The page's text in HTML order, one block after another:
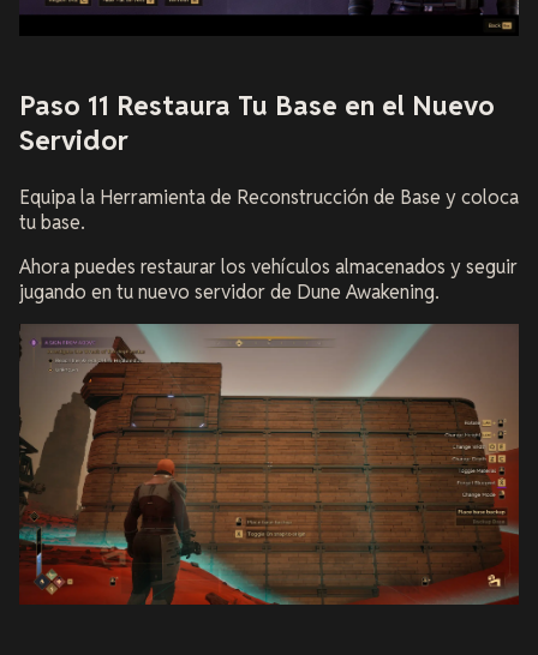
Paso 11 Restaura Tu Base en el Nuevo
Servidor
Equipa la Herramienta de Reconstrucción de Base y coloca
tu base.
Ahora puedes restaurar los vehículos almacenados y seguir
jugando en tu nuevo servidor de Dune Awakening.